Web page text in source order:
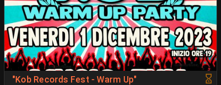
"Kob Records Fest - Warm Up"